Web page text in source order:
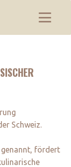
Schweiz.
genannt, fördert